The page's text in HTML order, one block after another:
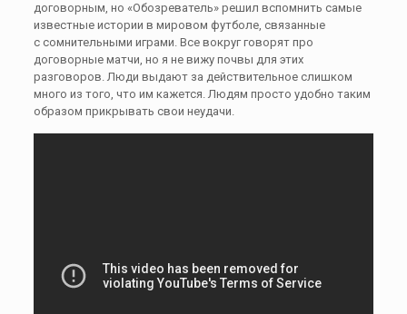
договорным, но «Обозреватель» решил вспомнить самые
известные истории в мировом футболе, связанные
с сомнительными играми. Все вокруг говорят про
договорные матчи, но я не вижу почвы для этих
разговоров. Люди выдают за действительное слишком
много из того, что им кажется. Людям просто удобно таким
образом прикрывать свои неудачи.